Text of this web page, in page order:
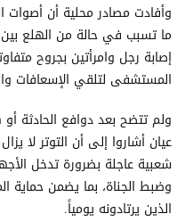
وأفادت مصادر محلية أن
ما تسبب في حالة من الهلع
إصابة رجل وامرأتين بجروح
المستشفى لتلقي الإسعافات
ولم تتضح بعد دوافع الحادثة
عيان أشاروا إلى أن التوتر لا
شعبية عاجلة بضرورة تدخل
وضبط الجناة، بما يضمن حماية
الذين يرتادونه يومياً.